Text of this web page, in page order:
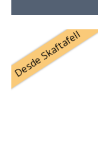
Desde Skaftafell